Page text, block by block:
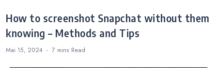
How to screenshot Snapchat without them
knowing – Methods and Tips
Mai 15, 2024 7 mins Read